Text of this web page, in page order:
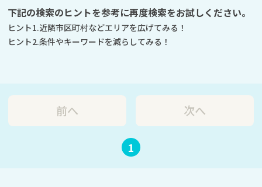
下記の検索のヒントを参考に再度検索をお試しください。
ヒント1.近隣市区町村などエリアを広げてみる！
ヒント2.条件やキーワードを減らしてみる！
前へ
1
次へ